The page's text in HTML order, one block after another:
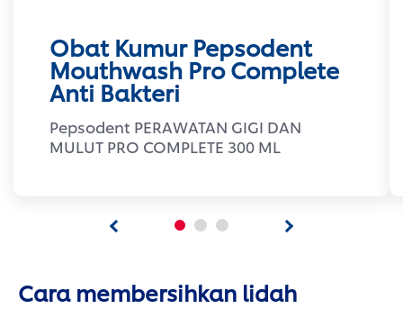
Obat Kumur Pepsodent
Mouthwash Pro Complete
Anti Bakteri
Pepsodent PERAWATAN GIGI DAN
MULUT PRO COMPLETE 300 ML
Cara membersihkan lidah